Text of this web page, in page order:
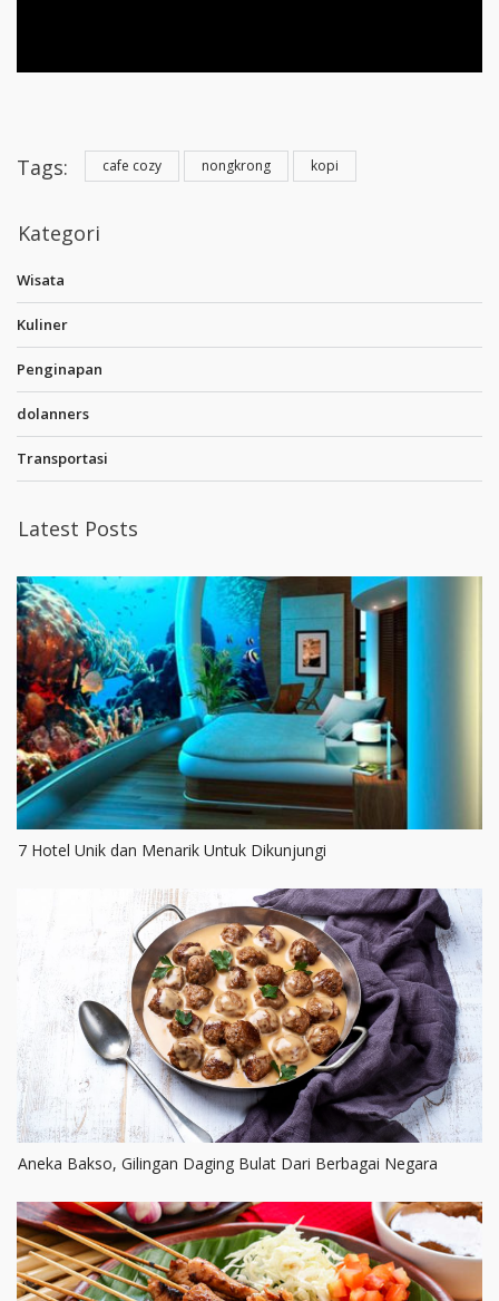
Tags: cafe cozy nongkrong kopi
Kategori
Wisata
Kuliner
Penginapan
dolanners
Transportasi
Latest Posts
7 Hotel Unik dan Menarik Untuk Dikunjungi
Aneka Bakso, Gilingan Daging Bulat Dari Berbagai Negara